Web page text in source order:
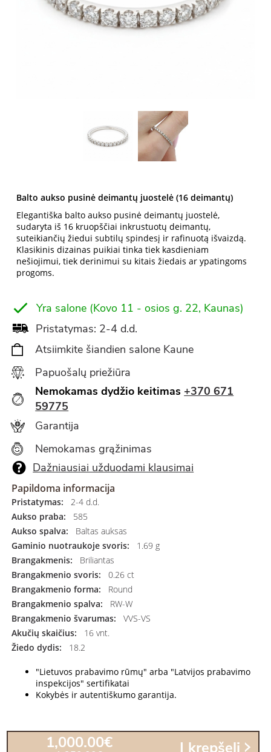
Balto aukso pusinė deimantų juostelė (16 deimantų)
Elegantiška balto aukso pusinė deimantų juostelė,
sudaryta iš 16 kruopščiai inkrustuotų deimantų,
suteikiančių žiedui subtilų spindesį ir rafinuotą išvaizdą.
Klasikinis dizainas puikiai tinka tiek kasdieniam
nešiojimui, tiek derinimui su kitais žiedais ar ypatingoms
progoms.
Yra salone (Kovo 11 - osios g. 22, Kaunas)
Pristatymas: 2-4 d.d.
Atsiimkite šiandien salone Kaune
Papuošalų priežiūra
Nemokamas dydžio keitimas +370 671
59775
Garantija
Nemokamas grąžinimas
Dažniausiai užduodami klausimai
Papildoma informacija
Pristatymas:
2-4 d.d.
Aukso praba:
585
Aukso spalva:
Baltas auksas
Gaminio nuotraukoje svoris:
1.69 g
Brangakmenis:
Briliantas
Brangakmenio svoris:
0.26 ct
Brangakmenio forma:
Round
Brangakmenio spalva:
RW-W
Brangakmenio švarumas:
VVS-VS
Akučių skaičius:
16 vnt.
Žiedo dydis:
18.2
"Lietuvos prabavimo rūmų" arba "Latvijos prabavimo
inspekcijos" sertifikatai
Kokybės ir autentiškumo garantija.
1,000.00€ Į krepšelį